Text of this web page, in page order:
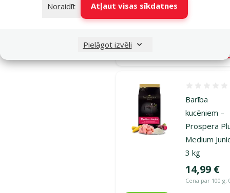
Noraidīt
Atļaut visas sīkdatnes
Pielāgot izvēli
iesaka
Noliktavā
Barība
kucēniem –
Prospera
Medium
3 kg
Cena
14,99 €
Cena par 100 g: